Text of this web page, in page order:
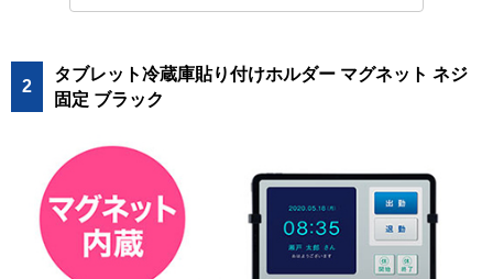
2
タブレット冷蔵庫貼り付けホルダー マグネット ネジ
固定 ブラック